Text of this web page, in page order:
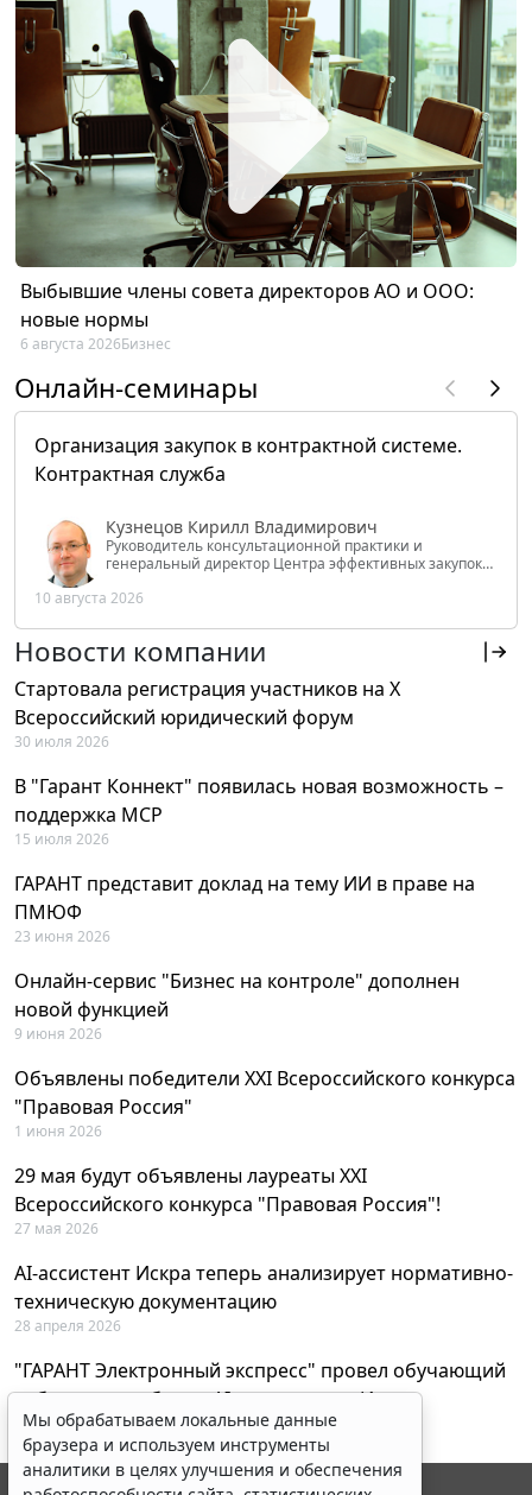
Выбывшие члены совета директоров АО и ООО:
новые нормы
6 августа 2026Бизнес
Онлайн-семинары
Организация закупок в контрактной системе.
Контрактная служба
Кузнецов Кирилл Владимирович
Руководитель консультационной практики и
генеральный директор Центра эффективных закупок
РФ
10 августа 2026
Новости компании
Стартовала регистрация участников на X
Всероссийский юридический форум
30 июля 2026
В "Гарант Коннект" появилась новая возможность –
поддержка MCP
15 июля 2026
ГАРАНТ представит доклад на тему ИИ в праве на
ПМЮФ
23 июня 2026
Онлайн-сервис "Бизнес на контроле" дополнен
новой функцией
9 июня 2026
Объявлены победители XXI Всероссийского конкурса
"Правовая Россия"
1 июня 2026
29 мая будут объявлены лауреаты XXI
Всероссийского конкурса "Правовая Россия"!
27 мая 2026
AI-ассистент Искра теперь анализирует нормативно-
техническую документацию
28 апреля 2026
"ГАРАНТ Электронный экспресс" провел обучающий
вебинар по работе с AI-ассистентом Искра
23 апреля 2026
Мы обрабатываем локальные данные
браузера и используем инструменты
аналитики в целях улучшения и обеспечения